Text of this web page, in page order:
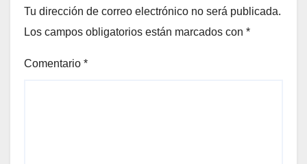
Tu dirección de correo electrónico no será publicada.
Los campos obligatorios están marcados con *
Comentario *